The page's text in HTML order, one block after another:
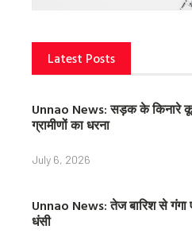
Latest Posts
Unnao News: सड़क के किनारे
ग्रामीणों का धरना
July 6, 2026
Unnao News: तेज बारिश से गंगा
धंसी